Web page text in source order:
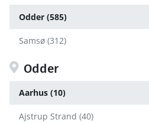
Odder (585)
Samsø (312)
Odder
Aarhus (10)
Ajstrup Strand (40)